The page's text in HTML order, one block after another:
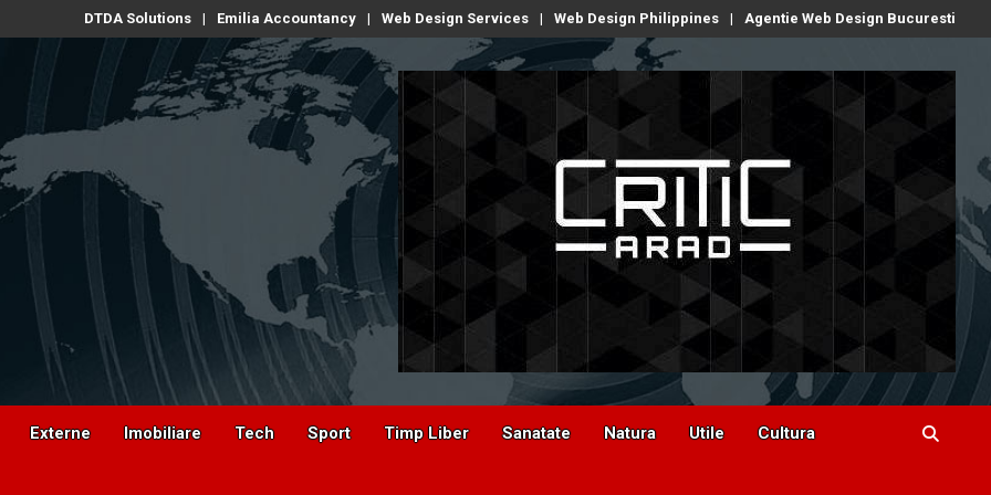
DTDA Solutions Emilia Accountancy Web Design Services Web Design Philippines Agentie Web Design Bucuresti
Externe Imobiliare Tech Sport Timp Liber Sanatate Natura Utile Cultura